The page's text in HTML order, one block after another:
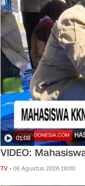
01:08
VIDEO:
TV •06 Agustus 2026 19:00